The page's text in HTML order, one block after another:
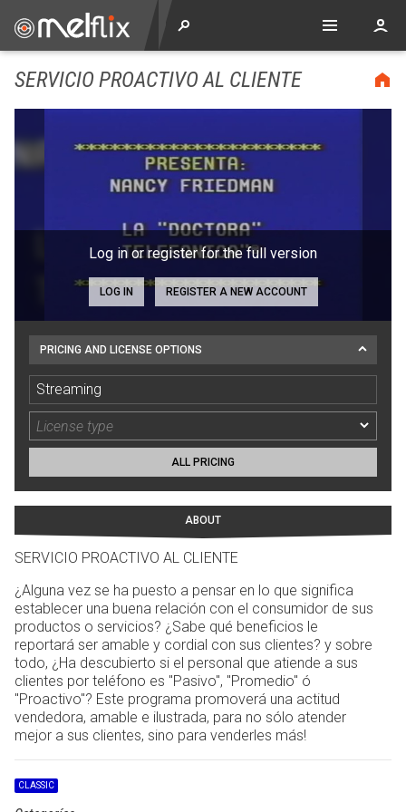
SERVICIO PROACTIVO AL CLIENTE
Log in or register for the full version
LOG IN REGISTER A NEW ACCOUNT
PRICING AND LICENSE OPTIONS
Streaming
ALL PRICING
ABOUT
SERVICIO PROACTIVO AL CLIENTE
¿Alguna vez se ha puesto a pensar en lo que significa
establecer una buena relación con el consumidor de sus
productos o servicios? ¿Sabe qué beneficios le
reportará ser amable y cordial con sus clientes? y sobre
todo, ¿Ha descubierto si el personal que atiende a sus
clientes por teléfono es "Pasivo", "Promedio" ó
"Proactivo"? Este programa promoverá una actitud
vendedora, amable e ilustrada, para no sólo atender
mejor a sus clientes, sino para venderles más!
CLASSIC